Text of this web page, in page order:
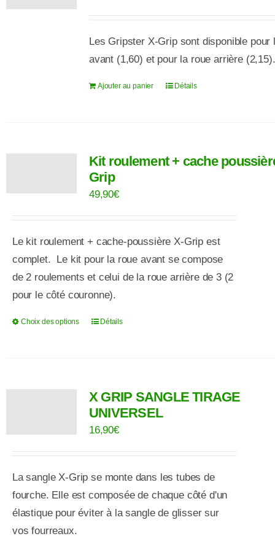
être
choisies
sur
Les Gripster X-Grip sont disponible pour
avant (1,60) et pour la roue arrière (2,15).
Ajouter au panier Détails
Kit roulement + cache
Grip
49,90€
Le kit roulement + cache-poussière X-Grip est
complet. Le kit pour la roue avant se compose
de 2 roulements et celui de la roue arrière de 3 (2
pour le côtécouronne).
Choix des options
Ce
variations.
Les
options
peuvent
choisies
sur
la
Détails
X GRIP SANGLE TIRAGE
UNIVERSEL
16,90€
La sangle X-Grip se monte dans les tubes de
fourche. Elle est composéede chaque côté d'un
élastique pouréviter à la sangle de glisser sur
vosfourreaux.